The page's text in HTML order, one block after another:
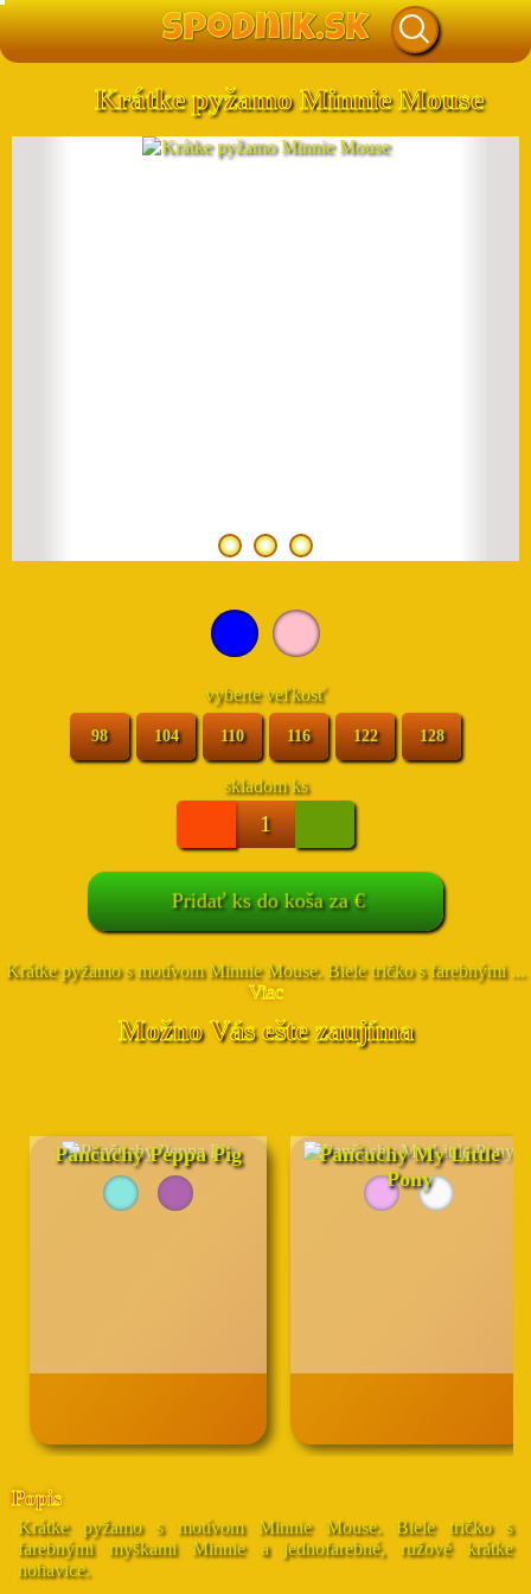
Krátke pyžamo Minnie Mouse
vyberte veľkosť
98 104 110 116 122 128
skladomks
Pridaťks do koša za€
Krátke pyžamo s motívom Minnie Mouse. Biele tričko s farebnými ...
Viac
Možno Vás ešte zaujíma
Pančuchy Peppa Pig
Pančuchy My Little
Pony
Popis
Krátke pyžamo s motívom Minnie Mouse. Biele tričko s
farebnými myškami Minnie a jednofarebné, ružové krátke
nohavice.